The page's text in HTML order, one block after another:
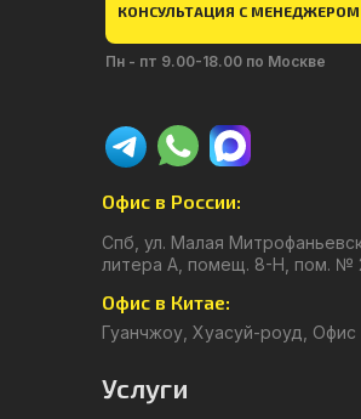
Гуанчжоу, Хуасуй-роуд,
Офис в Китае:
Спб, ул. Малая
литера А, помещ. 8-Н, пом. №
Офис в России:
Услуги
Пн - пт 9.00-18.00 по Москве
КОНСУЛЬТАЦИЯ С МЕНЕДЖЕРОМ